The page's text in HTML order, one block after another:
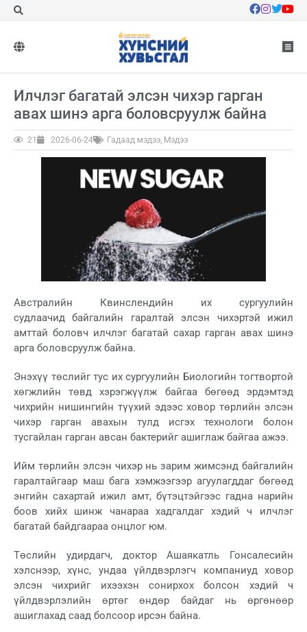
Илчлэг багатай элсэн чихэр гарган
авах шинэ арга боловсруулж байна
21 2026-06-24 Гадаад мэдээ, Мэдээ
Австралийн Квинслендийн их сургуулийн
судлаачид байгалийн гаралтай элсэн чихэртэй ижил
амттай боловч илчлэг багатай сахар гарган авах шинэ
арга боловсруулж байна.
Энэхүү төслийг тус их сургуулийн Биологийн тогтвортой
хөгжлийн төвд хэрэгжүүлж байгаа бөгөөд эрдэмтэд
чихрийн нишингийн түүхий эдээс ховор төрлийн элсэн
чихэр гарган авахын тулд исгэх технологи болон
тусгайлан гарган авсан бактерийг ашиглаж байгаа ажээ.
Ийм төрлийн элсэн чихэр нь зарим жимсэнд байгалийн
гаралтайгаар маш бага хэмжээгээр агуулагддаг бөгөөд
энгийн сахартай ижил амт, бүтэцтэйгээс гадна нарийн
боов хийх шинж чанараа хадгалдаг хэдий ч илчлэг
багатай байдгаараа онцлог юм.
Төслийн удирдагч, доктор Ашаякатль Гонсалесийн
хэлснээр, хүнс, ундаа үйлдвэрлэгч компаниуд ховор
элсэн чихрийг ихээхэн сонирхох болсон хэдий ч
үйлдвэрлэлийн өртөг өндөр байдаг нь өргөнөөр
ашиглахад саад болсоор ирсэн байна.